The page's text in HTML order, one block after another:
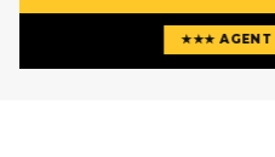
★★★ AGENT
Więcej